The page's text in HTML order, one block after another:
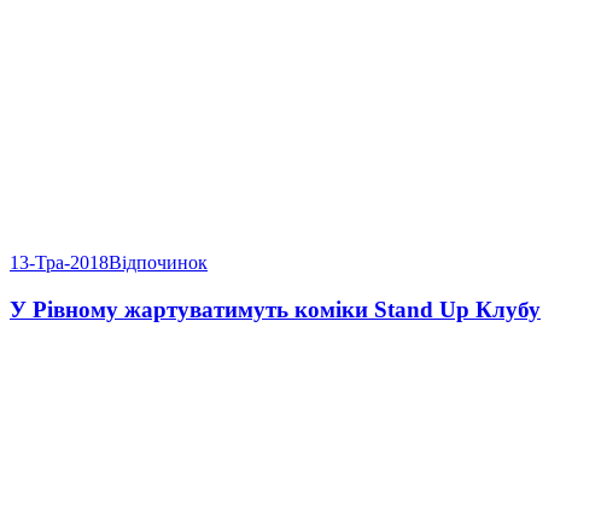
13-Тра-2018Відпочинок
У Рівному жартуватимуть коміки Stand Up Клубу